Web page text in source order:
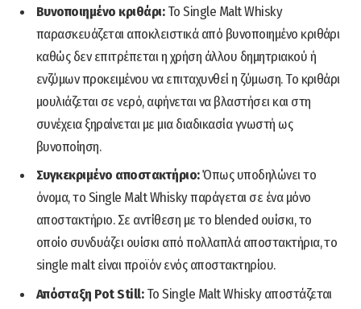
Βυνοποιημένο κριθάρι:Το Single Malt Whisky
παρασκευάζεται αποκλειστικά από βυνοποιημένο κριθάρι
καθώς δεν επιτρέπεται η χρήση άλλου δημητριακού ή
ενζύμων προκειμένου να επιταχυνθεί η ζύμωση. Το κριθάρι
μουλιάζεται σε νερό, αφήνεται να βλαστήσει και στη
συνέχεια ξηραίνεται με μια διαδικασία γνωστή ως
βυνοποίηση.
Συγκεκριμένο αποστακτήριο:Όπως υποδηλώνει το
όνομα, το Single Malt Whisky παράγεται σε ένα μόνο
αποστακτήριο. Σε αντίθεση με το blended ουίσκι, το
οποίο συνδυάζει ουίσκι από πολλαπλά αποστακτήρια, το
single malt είναι προϊόν ενός αποστακτηρίου.
Απόσταξη Pot Still:Το Single Malt Whisky αποστάζεται